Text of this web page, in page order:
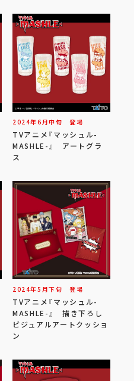
2024年6 月中旬 登場
TVアニメ『マッシュル-
MASHLE-』 アートグラ
ス
2024年5 月下旬 登場
TVアニメ『マッシュル-
MASHLE-』 描き下ろし
ビジュアルアートクッショ
ン